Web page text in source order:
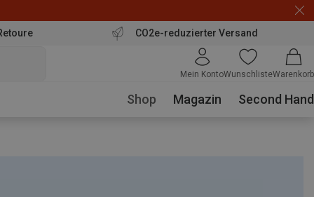
CO2e-reduzierter Versand
Mein KontoWunschlisteWarenkorb
Shop Magazin Second Hand